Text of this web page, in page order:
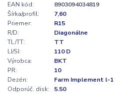
EAN kód:
8903094034819
Šírka/profil:
7,60
Priemer:
R15
R/D:
Diagonálne
TL/TT:
TT
LI/SI:
110 D
Výrobca:
BKT
PR:
10
Dezén:
Farm Implement l-1
Odporúč. disk:
5.50